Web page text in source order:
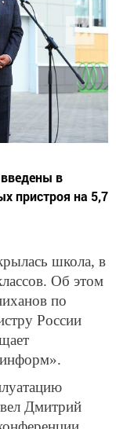
в
пристроя на 5,7
школа, в
Об этом
по
России
Дмитрий